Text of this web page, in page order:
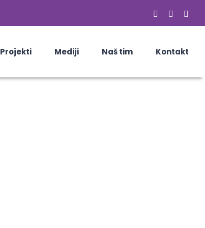
Facebook
Email
Projekti Mediji Naš tim Kontakt